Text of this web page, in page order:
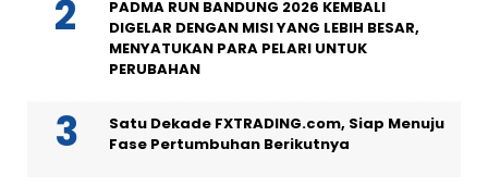
PADMA RUN BANDUNG 2026 KEMBALI
DIGELAR DENGAN MISI YANG LEBIH BESAR,
MENYATUKAN PARA PELARI UNTUK
PERUBAHAN
Satu Dekade FXTRADING.com, Siap Menuju
Fase Pertumbuhan Berikutnya